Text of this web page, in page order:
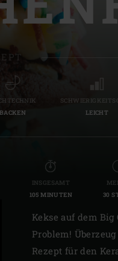
Slovenia |
Spain | España
Switzerland
BACKEN
LEICHT
INSGESAMT
105 MINUTEN
30
Kekse auf dem
Problem!
Rezept für den